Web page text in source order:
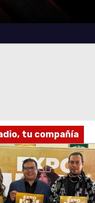
tu compañía